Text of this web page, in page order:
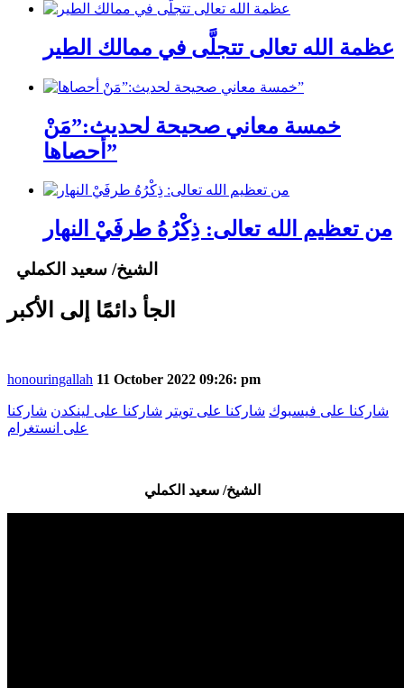
عظمة الله تعالى تتجلَّى في ممالك الطير
خمسة معاني صحيحة لحديث:”مَنْ
أحصاها”
من تعظيم الله تعالى: ذِكْرُهُ طرفَيْ النهار
الشيخ/ سعيد الكملي
الجأ دائمًا إلى الأكبر
honouringallah 11 October 2022 09:26: pm
شاركنا على فيسبوك شاركنا على تويتر شاركنا على لينكدن شاركنا
على انستغرام
الشيخ/ سعيد الكملي